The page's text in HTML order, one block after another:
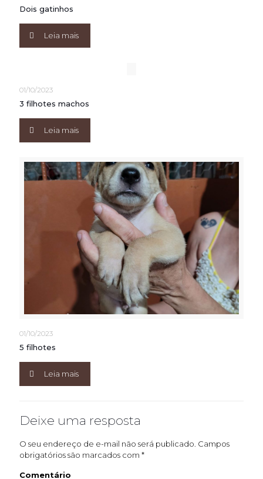
Dois gatinhos
Leia mais
01/10/2023
3 filhotes machos
Leia mais
01/10/2023
5 filhotes
Leia mais
Deixe uma resposta
O seu endereço de e-mail não será publicado. Campos
obrigatórios são marcados com *
Comentário